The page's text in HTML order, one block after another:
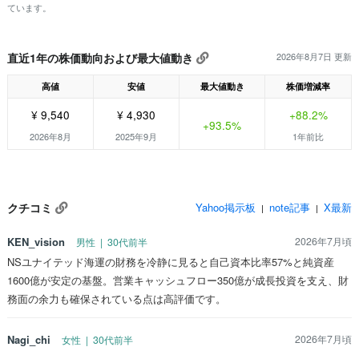
ています。
直近1年の株価動向および最大値動き 2026年8月7日 更新
高値 安値 最大値動き 株価増減率
¥ 9,540
2026年8月
¥ 4,930
2025年9月
+93.5%
+88.2%
1年前比
クチコミ Yahoo掲示板 | note記事 | X最新
KEN_vision 男性 | 30代前半 2026年7月頃
NSユナイテッド海運の財務を冷静に見ると自己資本比率57%と純資産
1600億が安定の基盤。営業キャッシュフロー350億が成長投資を支え、財
務面の余力も確保されている点は高評価です。
Nagi_chi 女性 | 30代前半 2026年7月頃